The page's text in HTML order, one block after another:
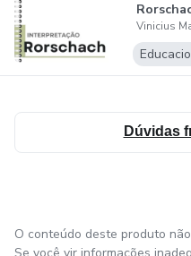
-
Vinicius
Dúvidas
O conteúdo deste produto